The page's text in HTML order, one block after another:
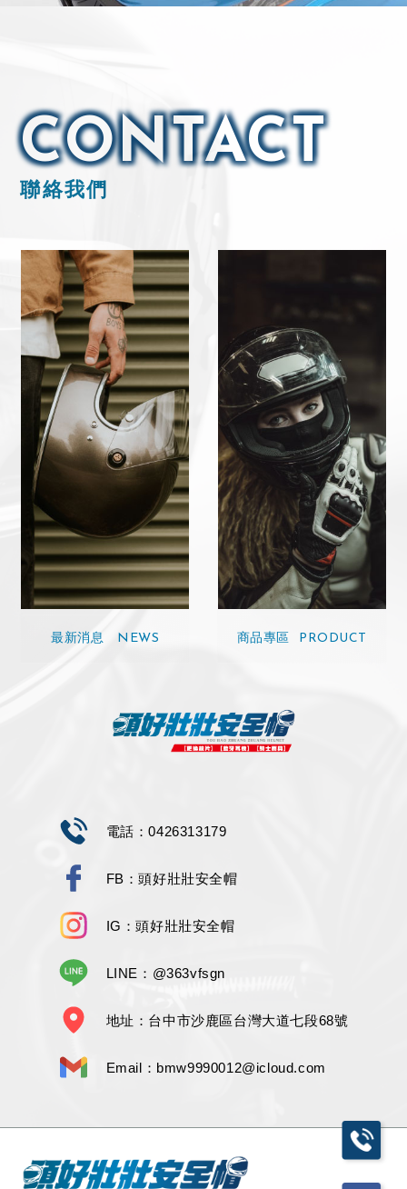
CONTACT
聯絡我們
最新消息 NEWS 商品專區 PRODUCT
電話：0426313179
FB：頭好壯壯安全帽
IG：頭好壯壯安全帽
LINE：@363vfsgn
地址：台中市沙鹿區台灣大道七段68號
Email：bmw9990012@icloud.com